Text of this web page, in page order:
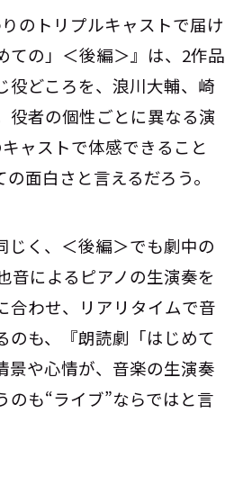
のトリプルキャストで届け
ての」＜後編＞』は、2作品
役どころを、浪川大輔、崎
役者の個性ごとに異なる演
ャストで体感できること
面白さと言えるだろう。
じく、＜後編＞でも劇中の
音によるピアノの生演奏を
合わせ、リアリタイムで音
のも、『朗読劇「はじめて
景や心情が、音楽の生演奏
のも“ライブ”ならではと言